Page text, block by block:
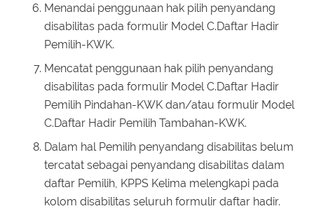
Menandai penggunaan hak pilih penyandang
disabilitas pada formulir Model C.Daftar Hadir
Pemilih-KWK.
Mencatat penggunaan hak pilih penyandang
disabilitas pada formulir Model C.Daftar Hadir
Pemilih Pindahan-KWK dan/atau formulir Model
C.Daftar Hadir Pemilih Tambahan-KWK.
Dalam hal Pemilih penyandang disabilitas belum
tercatat sebagai penyandang disabilitas dalam
daftar Pemilih, KPPS Kelima melengkapi pada
kolom disabilitas seluruh formulir daftar hadir.